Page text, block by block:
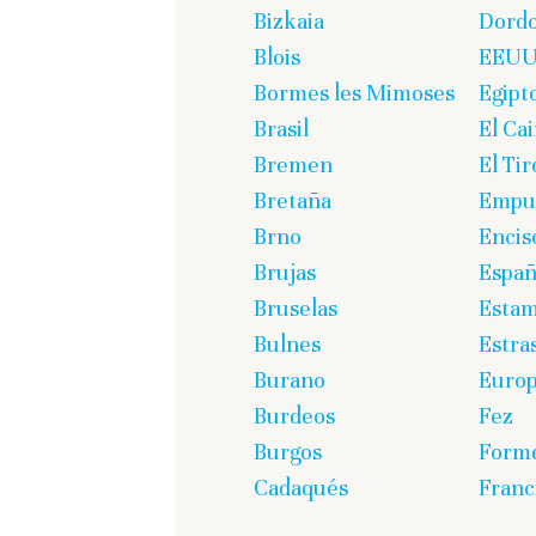
Bizkaia
Blois
Bormes les Mimoses
Brasil
Bremen
Bretaña
Brno
Brujas
Bruselas
Bulnes
Burano
Burdeos
Burgos
Cadaqués
El
El
Fez